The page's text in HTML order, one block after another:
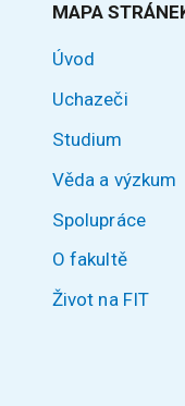
MAPA
Úvod
Uchazeči
Studium
Věda a výzkum
Spolupráce
O fakultě
Život na FIT